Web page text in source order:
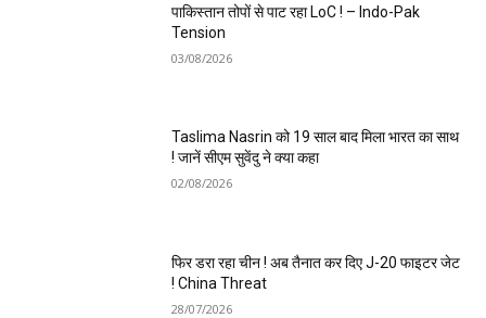
पाकिस्तान तोपों से पाट रहा LoC ! – Indo-Pak
Tension
03/08/2026
Taslima Nasrin को 19 साल बाद मिला भारत का साथ
! जानें सीएम सुवेंदु ने क्या कहा
02/08/2026
फिर डरा रहा चीन ! अब तैनात कर दिए J-20 फाइटर जेट
! China Threat
28/07/2026